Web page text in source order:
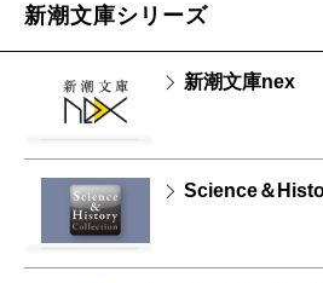
新潮文庫シリーズ
新潮文庫nex
Science＆